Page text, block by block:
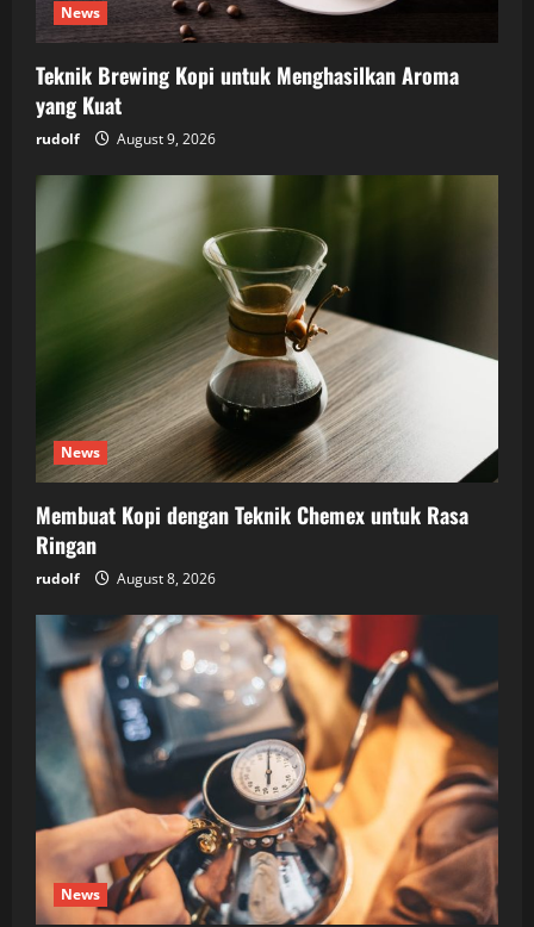
News
Teknik Brewing Kopi untuk Menghasilkan Aroma
yang Kuat
rudolf August 9, 2026
News
Membuat Kopi dengan Teknik Chemex untuk Rasa
Ringan
rudolf August 8, 2026
News